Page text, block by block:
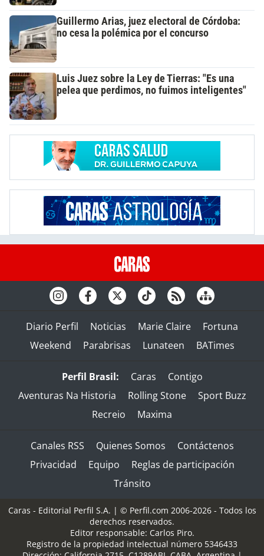
Guillermo Arias, juez electoral de Córdoba:
no cesa la polémica por el concurso
Luis Juez sobre la Ley de Tierras: "Es una
pelea que perdimos, no fuimos inteligentes"
Diario Perfil Noticias Marie Claire
Fortuna
Weekend
Parabrisas Lunateen BATimes
Perfil Brasil: Caras
Contigo
Aventuras Na Historia
Rolling Stone
Sport Buzz
Recreio
Maxima
Canales RSS Quienes Somos
Contáctenos
Privacidad
Equipo
Reglas de participación
Tránsito
Caras - Editorial Perfil S.A. | © Perfil.com 2006-2026 - Todos los
derechos reservados.
Editor responsable: Carlos Piro.
Registro de la propiedad intelectual número 5346433